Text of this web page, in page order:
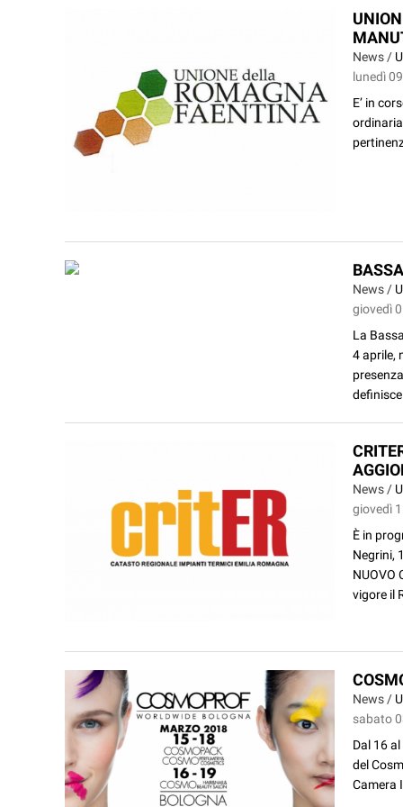
News /
lunedì
E’ in
News /
giovedì
La
4 aprile,
News /
giovedì
È in
Negrini,
NUOVO
vigore il
News /
sabato
Dal 16
del
Camera